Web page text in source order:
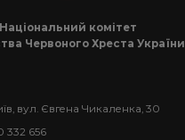
Національний комітет
Червоного Хреста України
вул. Євгена Чикаленка, 30
332 656